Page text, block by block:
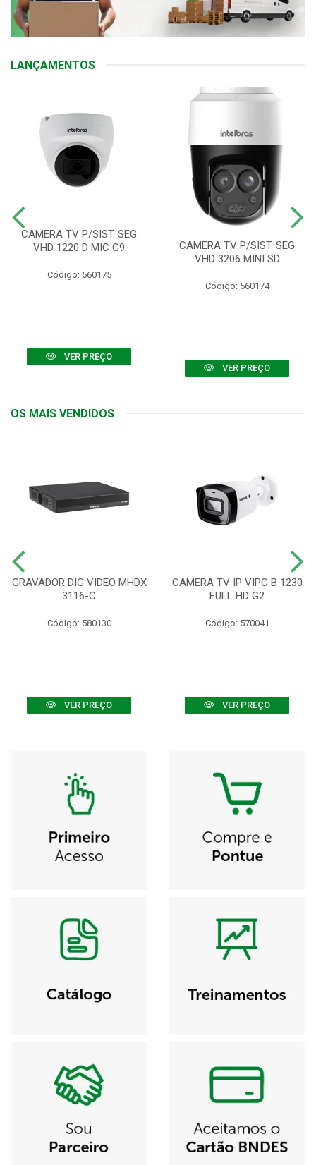
LANÇAMENTOS
CAMERA TV P/SIST. SEG
VHD 1220 D MIC G9
Código: 560175
VER PREÇO
CAMERA TV P/SIST. SEG
VHD 3206 MINI SD
Código: 560174
VER PREÇO
OS MAIS VENDIDOS
GRAVADOR DIG VIDEO MHDX
3116-C
Código: 580130
VER PREÇO
CAMERA TV IP VIPC B 1230
FULL HD G2
Código: 570041
VER PREÇO